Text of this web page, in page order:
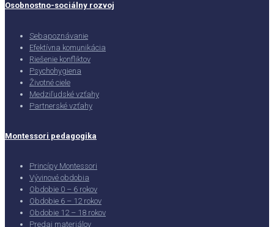
Osobnostno-sociálny rozvoj
Sebapoznávanie
Efektívna komunikácia
Riešenie konfliktov
Psychohygiena
Životné ciele
Medziľudské vzťahy
Partnerské vzťahy
Montessori pedagogika
Princípy Montessori
Vývinové obdobia
Obdobie 0 – 6 rokov
Obdobie 6 – 12 rokov
Obdobie 12 – 18 rokov
Predaj materiálov